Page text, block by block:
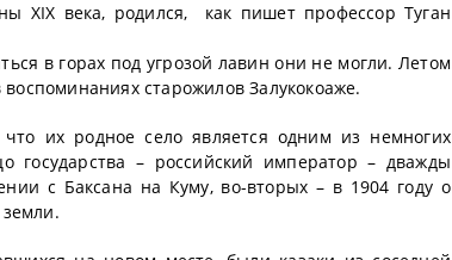
XIX века, родился, как пишет профессор Туган
в горах под угрозой лавин они не могли. Летом
старожилов Залукокоаже.
их родное село является одним из немногих
– российский император – дважды
с Баксана на Куму, во-вторых – в 1904 году о